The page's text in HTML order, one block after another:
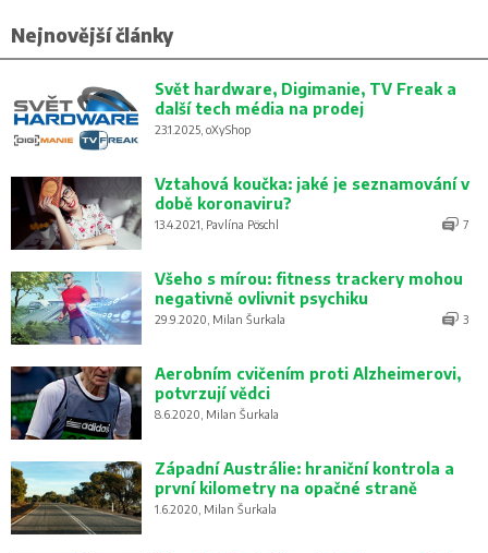
Nejnovější články
Svět hardware, Digimanie, TV Freak a
další tech média na prodej
23.1.2025, oXyShop
Vztahová koučka: jaké je seznamování v
době koronaviru?
13.4.2021, Pavlína Pöschl 7
Všeho s mírou: fitness trackery mohou
negativně ovlivnit psychiku
29.9.2020, Milan Šurkala 3
Aerobním cvičením proti Alzheimerovi,
potvrzují vědci
8.6.2020, Milan Šurkala
Západní Austrálie: hraniční kontrola a
první kilometry na opačné straně
1.6.2020, Milan Šurkala